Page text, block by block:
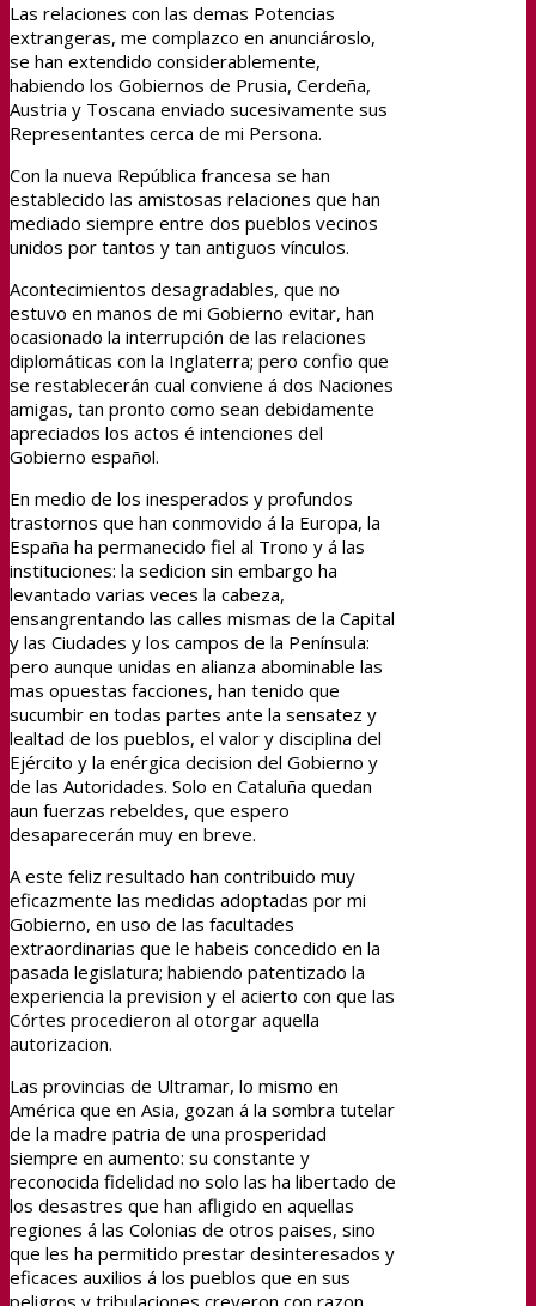
Las relaciones con las demas Potencias
extrangeras, me complazco en anunciároslo,
se han extendido considerablemente,
habiendo los Gobiernos de Prusia, Cerdeña,
Austria y Toscana enviado sucesivamente sus
Representantes cerca de mi Persona.
Con la nueva República francesa se han
establecido las amistosas relaciones que han
mediado siempre entre dos pueblos vecinos
unidos por tantos y tan antiguos vínculos.
Acontecimientos desagradables, que no
estuvo en manos de mi Gobierno evitar, han
ocasionado la interrupción de las relaciones
diplomáticas con la Inglaterra; pero confio que
se restablecerán cual conviene á dos Naciones
amigas, tan pronto como sean debidamente
apreciados los actos é intenciones del
Gobierno español.
En medio de los inesperados y profundos
trastornos que han conmovido á la Europa, la
España ha permanecido fiel al Trono y á las
instituciones: la sedicion sin embargo ha
levantado varias veces la cabeza,
ensangrentando las calles mismas de la Capital
y las Ciudades y los campos de la Península:
pero aunque unidas en alianza abominable las
mas opuestas facciones, han tenido que
sucumbir en todas partes ante la sensatez y
lealtad de los pueblos, el valor y disciplina del
Ejército y la enérgica decision del Gobierno y
de las Autoridades. Solo en Cataluña quedan
aun fuerzas rebeldes, que espero
desaparecerán muy en breve.
A este feliz resultado han contribuido muy
eficazmente las medidas adoptadas por mi
Gobierno, en uso de las facultades
extraordinarias que le habeis concedido en la
pasada legislatura; habiendo patentizado la
experiencia la prevision y el acierto con que las
Córtes procedieron al otorgar aquella
autorizacion.
Las provincias de Ultramar, lo mismo en
América que en Asia, gozan á la sombra tutelar
de la madre patria de una prosperidad
siempre en aumento: su constante y
reconocida fidelidad no solo las ha libertado de
los desastres que han afligido en aquellas
regiones á las Colonias de otros paises, sino
que les ha permitido prestar desinteresados y
eficaces auxilios á los pueblos que en sus